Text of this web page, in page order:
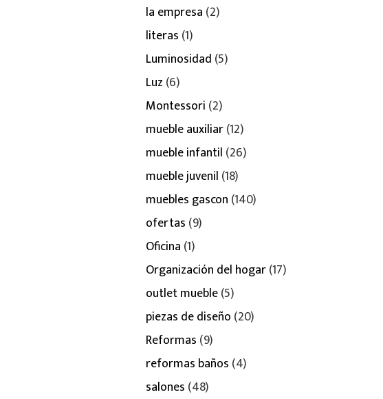
la empresa (2)
literas (1)
Luminosidad (5)
Luz (6)
Montessori (2)
mueble auxiliar(12)
mueble infantil (26)
mueble juvenil (18)
muebles gascon (140)
ofertas (9)
Oficina (1)
Organización del hogar(17)
outlet mueble(5)
piezas de diseño (20)
Reformas (9)
reformas baños (4)
salones (48)